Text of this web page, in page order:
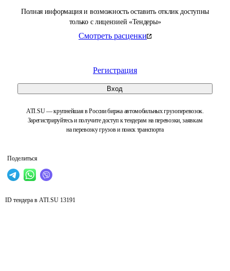
Полная информация и возможность оставить отклик доступны
только с лицензией «Тендеры»
Смотреть расценки
Регистрация
Вход
ATI.SU — крупнейшая в России биржа автомобильных грузоперевозок.
Зарегистрируйтесь и получите доступ к тендерам на перевозки, заявкам
на перевозку грузов и поиск транспорта
Поделиться
ID тендера в ATI.SU 13191